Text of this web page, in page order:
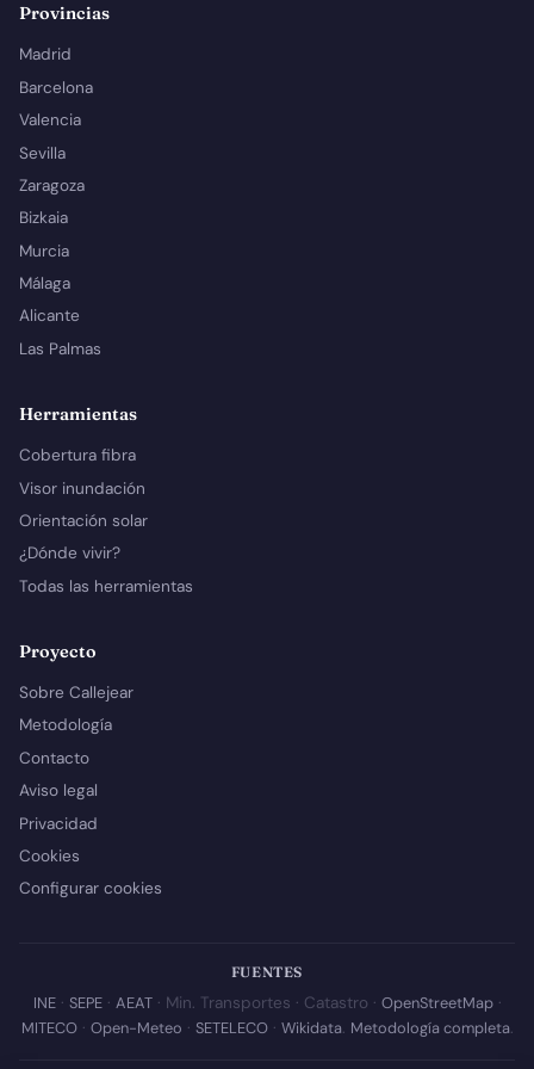
Provincias
Madrid
Barcelona
Valencia
Sevilla
Zaragoza
Bizkaia
Murcia
Málaga
Alicante
Las Palmas
Herramientas
Cobertura fibra
Visor inundación
Orientación solar
¿Dónde vivir?
Todas las herramientas
Proyecto
Sobre Callejear
Metodología
Contacto
Aviso legal
Privacidad
Cookies
Configurar cookies
FUENTES
INE· SEPE· AEAT· Min. Transportes · Catastro · OpenStreetMap·
MITECO· Open-Meteo · SETELECO· Wikidata. Metodología completa.